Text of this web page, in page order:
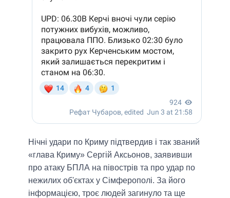
Нічні удари по Криму підтвердив і так званий
«глава Криму» Сергій Аксьонов, заявивши
про атаку БПЛА на півострів та про удар по
нежилих об'єктах у Сімферополі. За його
інформацією, троє людей загинуло та ще